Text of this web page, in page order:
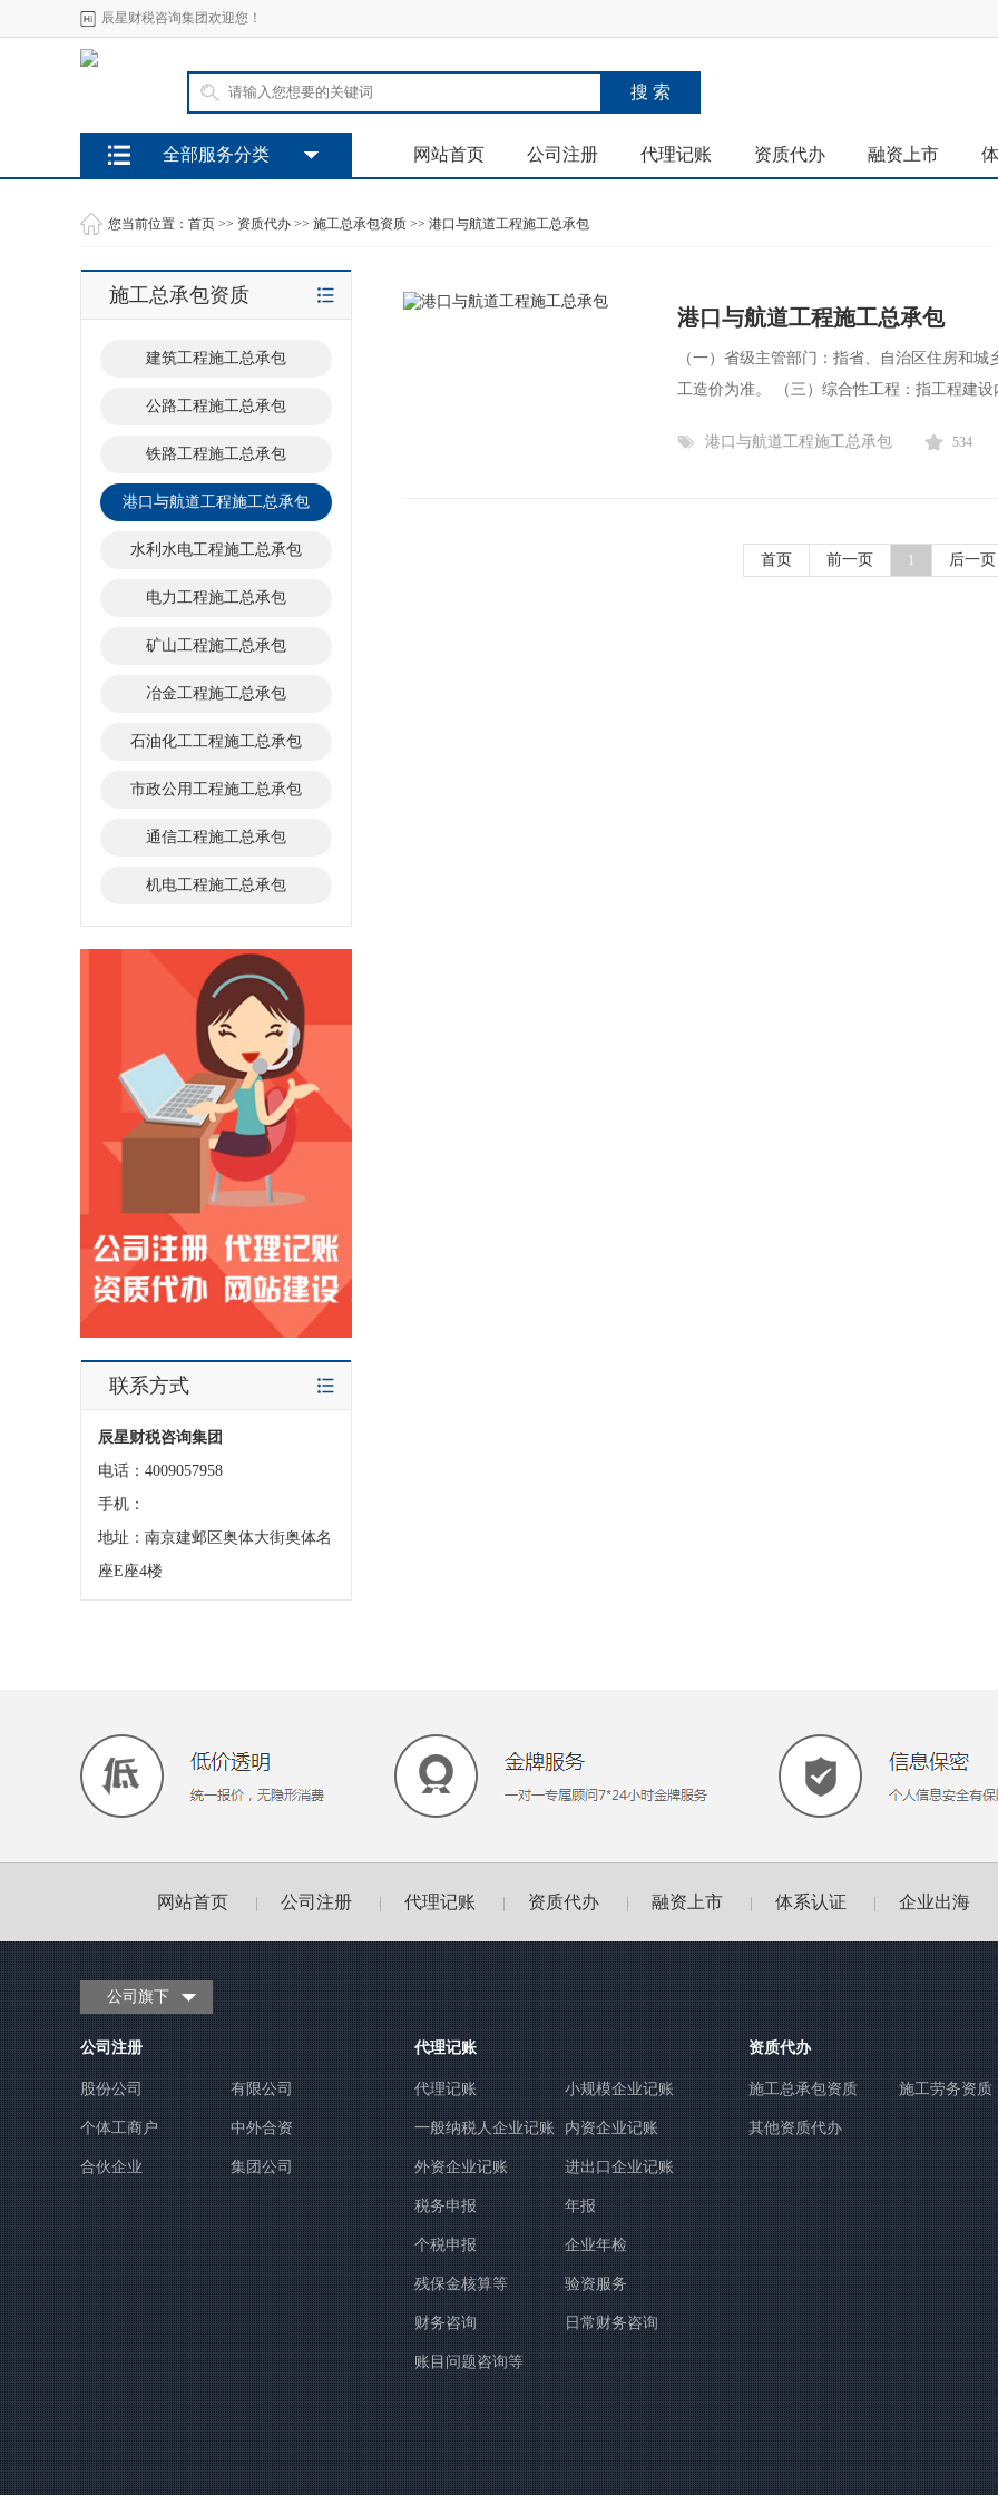
辰星财税咨询集团欢迎您！
网站首页 公司注册 代理记账 资质代办 融资上市
全部服务分类
您当前位置： 首页 >> 资质代办 >> 施工总承包资质 >> 港口与航道工程施工总承包
施工总承包资质
建筑工程施工总承包
公路工程施工总承包
铁路工程施工总承包
港口与航道工程施工总承包
水利水电工程施工总承包
电力工程施工总承包
矿山工程施工总承包
冶金工程施工总承包
石油化工工程施工总承包
市政公用工程施工总承包
通信工程施工总承包
机电工程施工总承包
联系方式
辰星财税咨询集团
电话：4009057958
手机：
地址：南京建邺区奥体大街奥体名
座E座4楼
港口与航道工程施工总承包
（一）省级主管部门：指省、自治区住房和
工造价为准。 （三）综合性工程：指工程建设
港口与航道工程施工总承包 534
首页 前一页 1 后一页
网站首页 | 公司注册 | 代理记账 | 资质代办 | 融资上市 | 体系认证 | 企业出海
公司旗下
公司注册
股份公司 有限公司
个体工商户 中外合资
合伙企业 集团公司
代理记账
代理记账 小规模企业记账
一般纳税人企业记账 内资企业记账
外资企业记账 进出口企业记账
税务申报 年报
个税申报 企业年检
残保金核算等 验资服务
财务咨询 日常财务咨询
账目问题咨询等
资质代办
施工总承包资质 施工劳务资质
其他资质代办